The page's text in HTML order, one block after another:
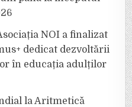
NOI a finalizat
dedicat dezvoltării
în educația adulților
la Aritmetică